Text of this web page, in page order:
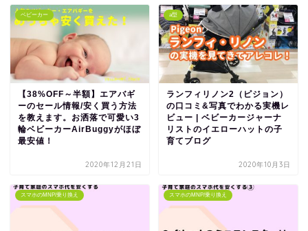
ベビーカー
【38%OFF～半額】エアバギ
ーのセール情報/安く買う方法
を教えます。お洒落で可愛い3
輪ベビーカーAirBuggyがほぼ
最安値！
2020年12月21日
a型
ランフィリノン2（ピジョン）
の口コミ&写真でわかる実機レ
ビュー | ベビーカージャーナ
リストのイエローハットの子
育てブログ
2020年10月3日
スマホのMNP/乗り換え スマホのMNP/乗り換え